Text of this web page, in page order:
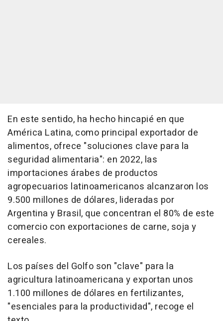
En este sentido, ha hecho hincapié en que
América Latina, como principal exportador de
alimentos, ofrece "soluciones clave para la
seguridad alimentaria": en 2022, las
importaciones árabes de productos
agropecuarios latinoamericanos alcanzaron los
9.500 millones de dólares, lideradas por
Argentina y Brasil, que concentran el 80% de este
comercio con exportaciones de carne, soja y
cereales.
Los países del Golfo son "clave" para la
agricultura latinoamericana y exportan unos
1.100 millones de dólares en fertilizantes,
"esenciales para la productividad", recoge el